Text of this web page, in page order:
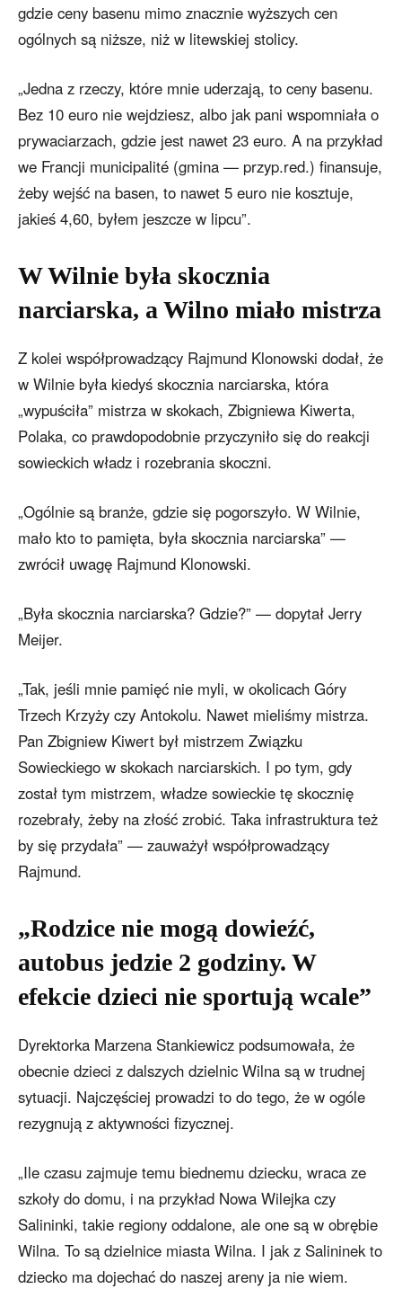
gdzie ceny basenu mimo znacznie wyższych cen
ogólnych są niższe, niż w litewskiej stolicy.
„Jedna z rzeczy, które mnie uderzają, to ceny basenu.
Bez 10 euro nie wejdziesz, albo jak pani wspomniała o
prywaciarzach, gdzie jest nawet 23 euro. A na przykład
we Francji municipalité (gmina — przyp.red.) finansuje,
żeby wejść na basen, to nawet 5 euro nie kosztuje,
jakieś 4,60, byłem jeszcze w lipcu”.
W Wilnie była skocznia
narciarska, a Wilno miało mistrza
Z kolei współprowadzący Rajmund Klonowski dodał, że
w Wilnie była kiedyś skocznia narciarska, która
„wypuściła” mistrza w skokach, Zbigniewa Kiwerta,
Polaka, co prawdopodobnie przyczyniło się do reakcji
sowieckich władz i rozebrania skoczni.
„Ogólnie są branże, gdzie się pogorszyło. W Wilnie,
mało kto to pamięta, była skocznia narciarska” —
zwrócił uwagę Rajmund Klonowski.
„Była skocznia narciarska? Gdzie?” — dopytał Jerry
Meijer.
„Tak, jeśli mnie pamięć nie myli, w okolicach Góry
Trzech Krzyży czy Antokolu. Nawet mieliśmy mistrza.
Pan Zbigniew Kiwert był mistrzem Związku
Sowieckiego w skokach narciarskich. I po tym, gdy
został tym mistrzem, władze sowieckie tę skocznię
rozebrały, żeby na złość zrobić. Taka infrastruktura też
by się przydała” — zauważył współprowadzący
Rajmund.
„Rodzice nie mogą dowieźć,
autobus jedzie 2 godziny. W
efekcie dzieci nie sportują wcale”
Dyrektorka Marzena Stankiewicz podsumowała, że
obecnie dzieci z dalszych dzielnic Wilna są w trudnej
sytuacji. Najczęściej prowadzi to do tego, że w ogóle
rezygnują z aktywności fizycznej.
„Ile czasu zajmuje temu biednemu dziecku, wraca ze
szkoły do domu, i na przykład Nowa Wilejka czy
Salininki, takie regiony oddalone, ale one są w obrębie
Wilna. To są dzielnice miasta Wilna. I jak z Salininek to
dziecko ma dojechać do naszej areny ja nie wiem.